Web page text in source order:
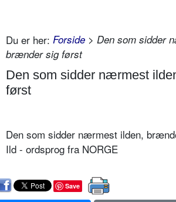
Du er her: Forside > Den som sidder
brænder sig først
Den som sidder nærmest
først
Den som sidder nærmest ilden,
Ild - ordsprog fra NORGE
Save